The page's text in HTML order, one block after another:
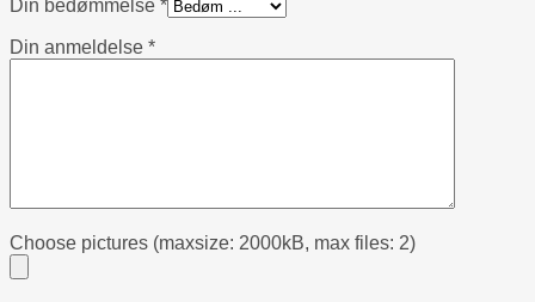
Din bedømmelse *
Din anmeldelse *
Choose pictures (maxsize: 2000kB, max files: 2)